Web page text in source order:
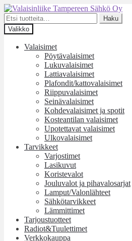
Siirry
navigointiin
Siirry
sisältöön
Etsi:
Haku
Valikko
Valaisimet
Pöytävalaisimet
Lukuvalaisimet
Lattiavalaisimet
Plafondit/kattovalaisimet
Riippuvalaisimet
Seinävalaisimet
Kohdevalaisimet ja spotit
Kosteantilan valaisimet
Upotettavat valaisimet
Ulkovalaisimet
Tarvikkeet
Varjostimet
Lasikuvut
Koristevalot
Jouluvalot ja pihavalosarjat
Lamput/Valonlähteet
Sähkötarvikkeet
Lämmittimet
Tarjoustuotteet
Radiot&Tuulettimet
Verkkokauppa